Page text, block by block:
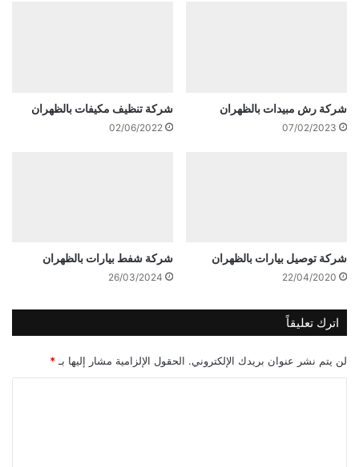
شركة رش مبيدات بالظهران
07/02/2023
شركة تنظيف مكيفات بالظهران
02/06/2022
شركة توصيل بيارات بالظهران
22/04/2020
شركة شفط بيارات بالظهران
26/03/2024
اترك تعليقاً
لن يتم نشر عنوان بريدك الإلكتروني. الحقول الإلزامية مشار إليها بـ *